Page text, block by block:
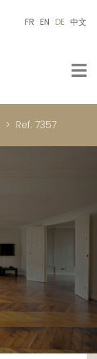
FR EN DE 中文
Ref. 7357